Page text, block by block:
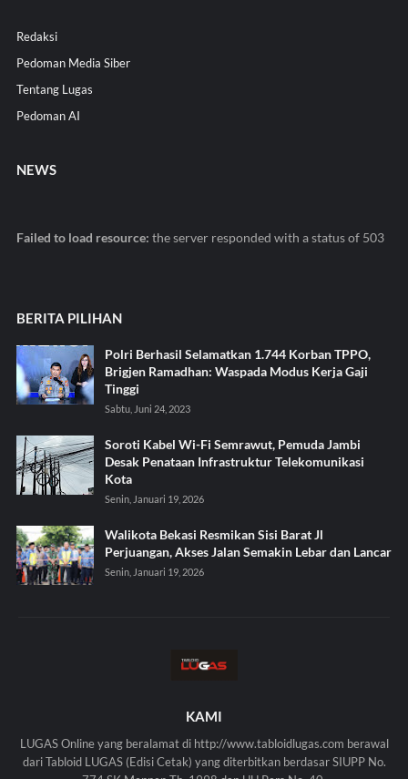
Redaksi
Pedoman Media Siber
Tentang Lugas
Pedoman AI
NEWS
Failed to load resource: the server responded with a status of 503
BERITA PILIHAN
Polri Berhasil Selamatkan 1.744 Korban TPPO,
Brigjen Ramadhan: Waspada Modus Kerja Gaji
Tinggi
Sabtu, Juni 24, 2023
Soroti Kabel Wi-Fi Semrawut, Pemuda Jambi
Desak Penataan Infrastruktur Telekomunikasi
Kota
Senin, Januari 19, 2026
Walikota Bekasi Resmikan Sisi Barat Jl
Perjuangan, Akses Jalan Semakin Lebar dan Lancar
Senin, Januari 19, 2026
KAMI
LUGAS Online yang beralamat di http://www.tabloidlugas.com berawal
dari Tabloid LUGAS (Edisi Cetak) yang diterbitkan berdasar SIUPP No.